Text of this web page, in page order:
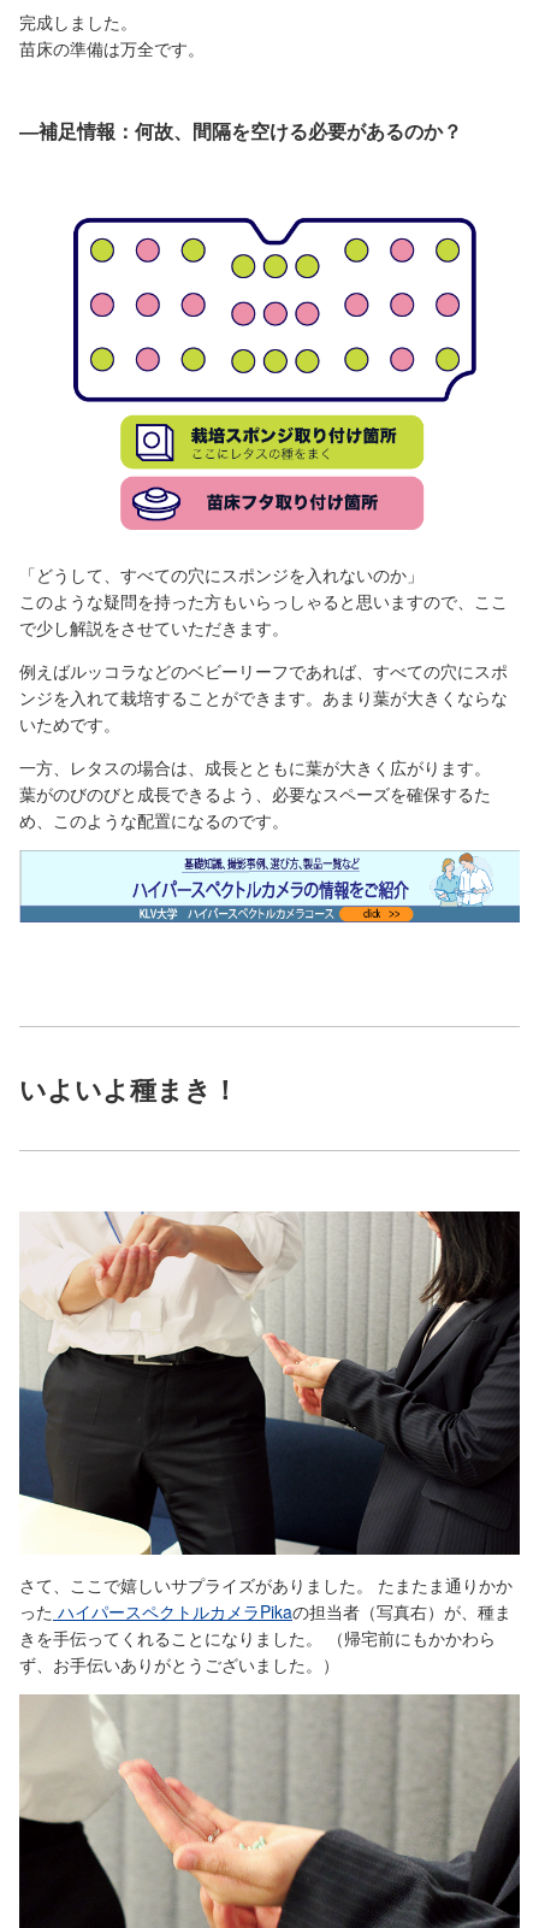
完成しました。
苗床の準備は万全です。
―補足情報：何故、間隔を空ける必要があるのか？
「どうして、すべての穴にスポンジを入れないのか」
このような疑問を持った方もいらっしゃると思いますので、ここ
で少し解説をさせていただきます。
例えばルッコラなどのベビーリーフであれば、すべての穴にスポ
ンジを入れて栽培することができます。あまり葉が大きくならな
いためです。
一方、レタスの場合は、成長とともに葉が大きく広がります。
葉がのびのびと成長できるよう、必要なスペーズを確保するた
め、このような配置になるのです。
いよいよ種まき！
さて、ここで嬉しいサプライズがありました。 たまたま通りかか
った ハイパースペクトルカメラPikaの担当者（写真右）が、種ま
きを手伝ってくれることになりました。 （帰宅前にもかかわら
ず、お手伝いありがとうございました。）